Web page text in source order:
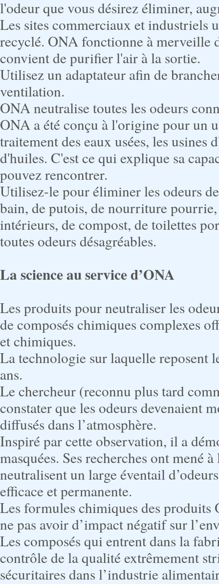
l'odeur que vous désirez éliminer,
Les sites commerciaux et
recyclé. ONA fonctionne à merveille
convient de purifier l'air à la sortie.
Utilisez un adaptateur afin de
ventilation.
ONA neutralise toutes les odeurs
ONA a été conçu à l'origine pour un
traitement des eaux usées, les usines
d'huiles. C'est ce qui explique sa
pouvez rencontrer.
Utilisez-le pour éliminer les odeurs
bain, de putois, de nourriture
intérieurs, de compost, de toilettes
toutes odeurs désagréables.
La science au service d’ONA
Les produits pour neutraliser les
de composés chimiques complexes
et chimiques.
La technologie sur laquelle reposent
ans.
Le chercheur (reconnu plus tard
constater que les odeurs devenaient
diffusés dans l’atmosphère.
Inspiré par cette observation, il a
masquées. Ses recherches ont mené
neutralisent un large éventail
efficace et permanente.
Les formules chimiques des
ne pas avoir d’impact négatif sur
Les composés qui entrent dans la
contrôle de la qualité extrêmement
sécuritaires dans l’industrie